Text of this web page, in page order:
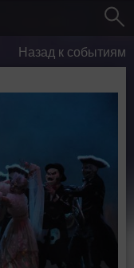
Назад к событиям